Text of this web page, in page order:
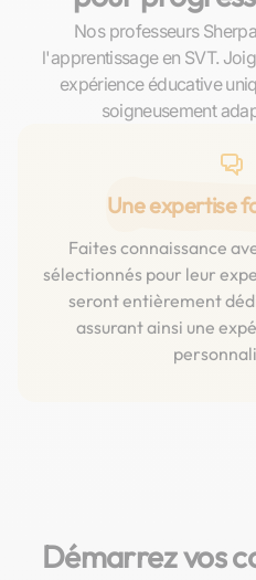
Nos professeurs
l'apprentissage en SVT.
expérience éducative
soigneusement
Une expertise
Faites connaissance
sélectionnés pour leur
seront entièrement
assurant ainsi une
Démarrez vos